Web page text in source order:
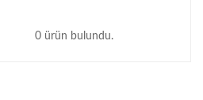
0 ürün bulundu.